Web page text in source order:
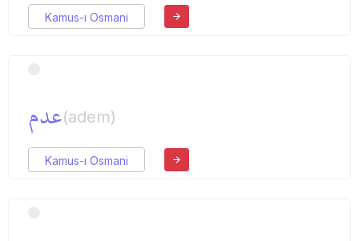
Kamus-ı Osmani
عدم(adem)
Kamus-ı Osmani